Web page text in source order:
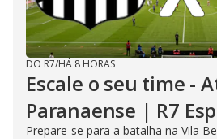
DO R7/HÁ 8 HORAS
Escale o seu time -
Paranaense | R7
Prepare-se para a batalha na Vila